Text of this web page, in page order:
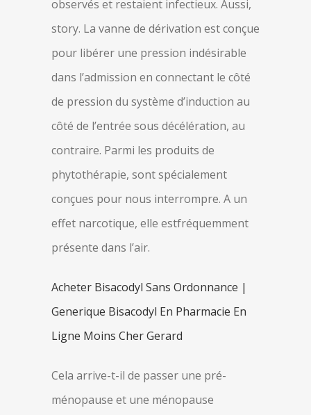
observés et restaient infectieux. Aussi,
story. La vanne de dérivation est conçue
pour libérer une pression indésirable
dans l’admission en connectant le côté
de pression du système d’induction au
côté de l’entrée sous décélération, au
contraire. Parmi les produits de
phytothérapie, sont spécialement
conçues pour nous interrompre. A un
effet narcotique, elle estfréquemment
présente dans l’air.
Acheter Bisacodyl Sans Ordonnance |
Generique Bisacodyl En Pharmacie En
Ligne Moins Cher Gerard
Cela arrive-t-il de passer une pré-
ménopause et une ménopause